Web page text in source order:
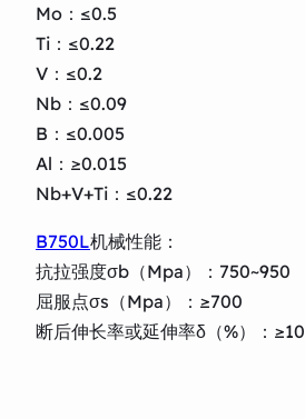
Mo：≤0.5
Ti：≤0.22
V：≤0.2
Nb：≤0.09
B：≤0.005
Al：≥0.015
Nb+V+Ti：≤0.22
B750L机械性能：
抗拉强度σb（Mpa）：750~950
屈服点σs（Mpa）：≥700
断后伸长率或延伸率δ（%）：≥10